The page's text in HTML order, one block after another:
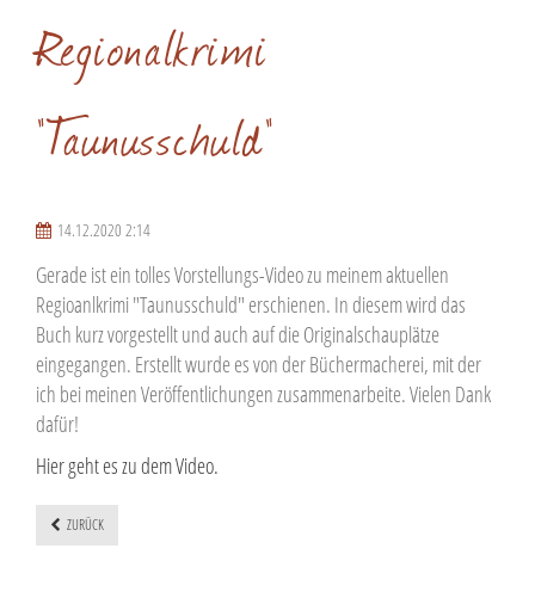
Regionalkrimi
"Taunusschuld"
14.12.2020 2:14
Gerade ist ein tolles Vorstellungs-Video zu meinem aktuellen
Regioanlkrimi "Taunusschuld" erschienen. In diesem wird das
Buch kurz vorgestellt und auch auf die Originalschauplätze
eingegangen. Erstellt wurde es von der Büchermacherei, mit der
ich bei meinen Veröffentlichungen zusammenarbeite. Vielen Dank
dafür!
Hier geht es zu dem Video.
ZURÜCK